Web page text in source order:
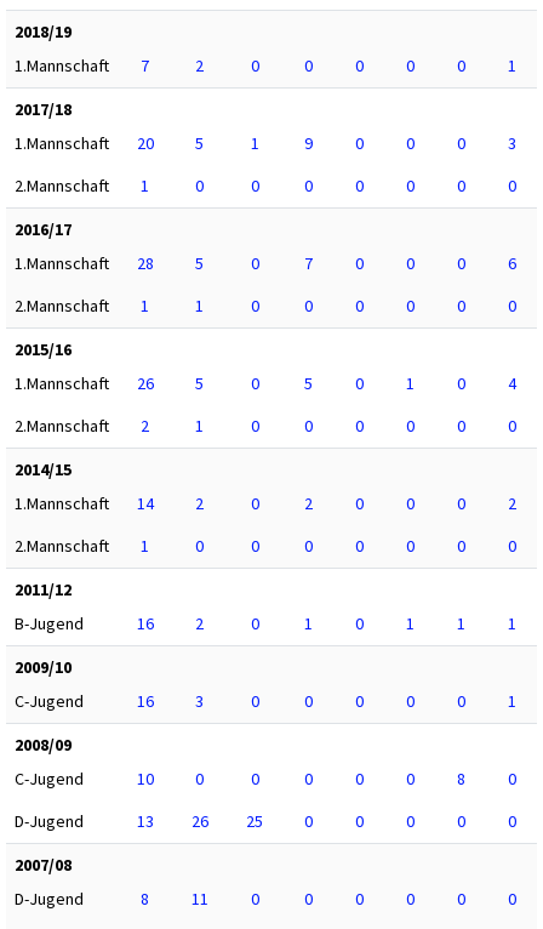
2018/19
1.Mannschaft
7 2 0 0 0 0 0
1
2017/18
1.Mannschaft
20 5 1 9 0 0 0
3
2.Mannschaft
1 0 0 0 0 0 0
0
2016/17
1.Mannschaft
28 5 0 7 0 0 0
6
2.Mannschaft
1 1 0 0 0 0 0
0
2015/16
1.Mannschaft
26 5 0 5 0 1 0
4
2.Mannschaft
2 1 0 0 0 0 0
0
2014/15
1.Mannschaft
14 2 0 2 0 0 0
2
2.Mannschaft
1 0 0 0 0 0 0
0
2011/12
B-Jugend
16 2 0 1 0 1 1
1
2009/10
C-Jugend
16 3 0 0 0 0 0
1
2008/09
C-Jugend
10 0 0 0 0 0 8
0
D-Jugend
13 26 25 0 0 0 0
0
2007/08
D-Jugend
8 11 0 0 0 0 0
0